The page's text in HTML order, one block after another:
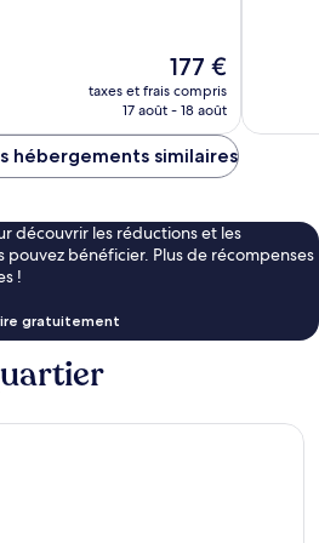
Le
nouveau
prix
de
177 €
taxes et frais compris
17 août - 18 août
hébergements similaires
découvrir les réductions et les
pouvez bénéficier. Plus de récompenses
!
gratuitement